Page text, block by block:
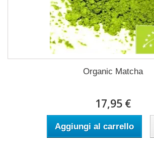
Organic Matcha
17,95 €
Aggiungi al carrello